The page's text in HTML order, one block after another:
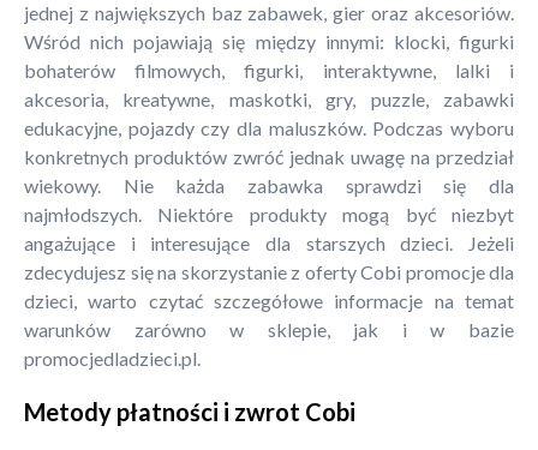
jednej z największych baz zabawek, gier oraz akcesoriów.
Wśród nich pojawiają się między innymi: klocki, figurki
bohaterów filmowych, figurki, interaktywne, lalki i
akcesoria, kreatywne, maskotki, gry, puzzle, zabawki
edukacyjne, pojazdy czy dla maluszków. Podczas wyboru
konkretnych produktów zwróć jednak uwagę na przedział
wiekowy. Nie każda zabawka sprawdzi się dla
najmłodszych. Niektóre produkty mogą być niezbyt
angażujące i interesujące dla starszych dzieci. Jeżeli
zdecydujesz się na skorzystanie z oferty Cobi promocje dla
dzieci, warto czytać szczegółowe informacje na temat
warunków zarówno w sklepie, jak i w bazie
promocjedladzieci.pl.
Metody płatności i zwrot Cobi